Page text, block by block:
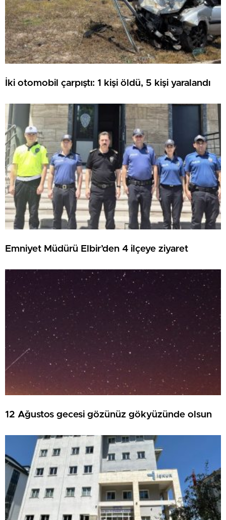
İki otomobil çarpıştı: 1 kişi öldü, 5 kişi yaralandı
Emniyet Müdürü Elbir’den 4 ilçeye ziyaret
12 Ağustos gecesi gözünüz gökyüzünde olsun